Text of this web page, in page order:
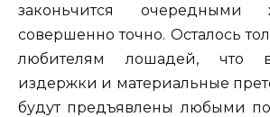
законьчится
совершенно точно. Осталось
любителям лошадей, что
издержки и материальные
будут предъявлены любыми